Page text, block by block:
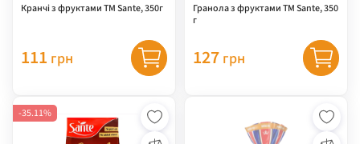
Кранчі з фруктами ТМ Sante, 350г
111 грн
Гранола з фруктами ТМ Sante, 350
г
127 грн
-35.11%